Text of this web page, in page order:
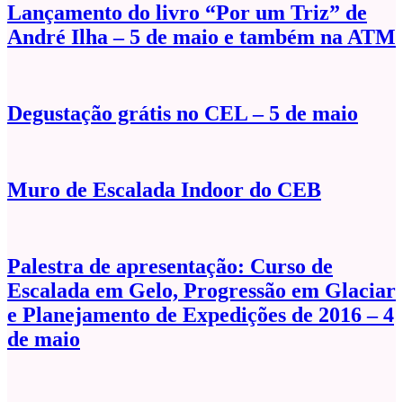
Lançamento do livro “Por um Triz” de
André Ilha – 5 de maio e também na ATM
Degustação grátis no CEL – 5 de maio
Muro de Escalada Indoor do CEB
Palestra de apresentação: Curso de
Escalada em Gelo, Progressão em Glaciar
e Planejamento de Expedições de 2016 – 4
de maio